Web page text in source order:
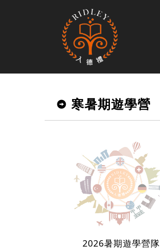
寒暑期遊學營
2026暑期遊學營隊